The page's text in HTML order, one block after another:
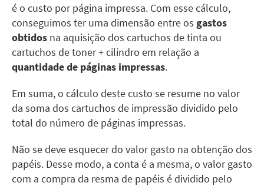
é o custo por página impressa. Com esse cálculo,
conseguimos ter uma dimensão entre os gastos
obtidos na aquisição dos cartuchos de tinta ou
cartuchos de toner + cilindro em relação a
quantidade de páginas impressas.
Em suma, o cálculo deste custo se resume no valor
da soma dos cartuchos de impressão dividido pelo
total do número de páginas impressas.
Não se deve esquecer do valor gasto na obtenção dos
papéis. Desse modo, a conta é a mesma, o valor gasto
com a compra da resma de papéis é dividido pelo